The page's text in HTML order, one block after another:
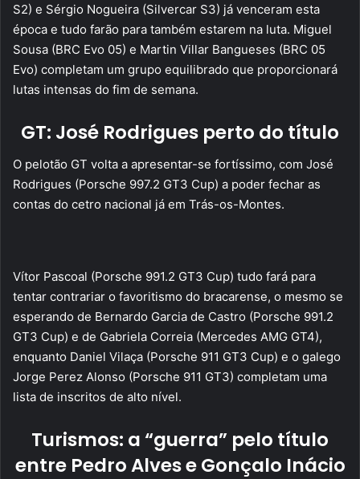
S2) e Sérgio Nogueira (Silvercar S3) já venceram esta
época e tudo farão para também estarem na luta. Miguel
Sousa (BRC Evo 05) e Martin Villar Bangueses (BRC 05
Evo) completam um grupo equilibrado que proporcionará
lutas intensas do fim de semana.
GT: José Rodrigues perto do título
O pelotão GT volta a apresentar-se fortíssimo, com José
Rodrigues (Porsche 997.2 GT3 Cup) a poder fechar as
contas do cetro nacional já em Trás-os-Montes.
Vítor Pascoal (Porsche 991.2 GT3 Cup) tudo fará para
tentar contrariar o favoritismo do bracarense, o mesmo se
esperando de Bernardo Garcia de Castro (Porsche 991.2
GT3 Cup) e de Gabriela Correia (Mercedes AMG GT4),
enquanto Daniel Vilaça (Porsche 911 GT3 Cup) e o galego
Jorge Perez Alonso (Porsche 911 GT3) completam uma
lista de inscritos de alto nível.
Turismos: a “guerra” pelo título
entre Pedro Alves e Gonçalo Inácio